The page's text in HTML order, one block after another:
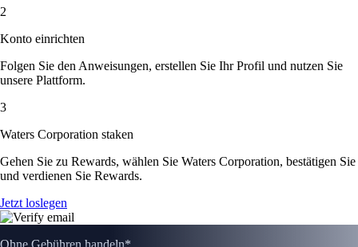
2
Konto einrichten
Folgen Sie den Anweisungen, erstellen Sie Ihr Profil und nutzen Sie
unsere Plattform.
3
Waters Corporation staken
Gehen Sie zu Rewards, wählen Sie Waters Corporation, bestätigen Sie
und verdienen Sie Rewards.
Jetzt loslegen
Ohne Gebühren handeln*